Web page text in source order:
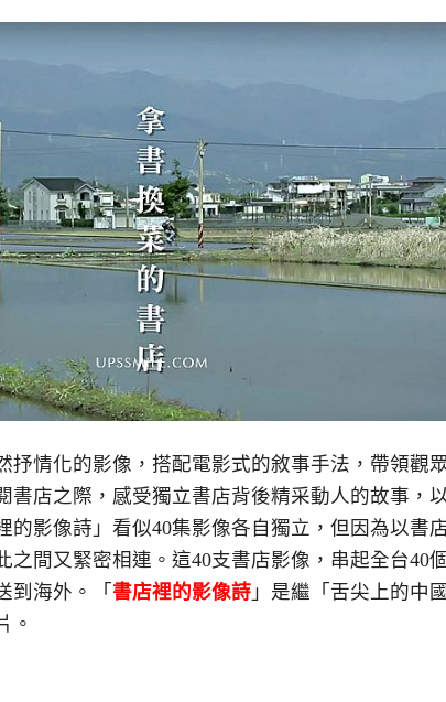
抒情化的影像，搭配電影式的敘事手法，帶領觀
書店之際，感受獨立書店背後精采動人的故事，
的影像詩」看似40集影像各自獨立，但因為以書
之間又緊密相連。這40支書店影像，串起全台40
到海外。「 書店裡的影像詩 」是繼「舌尖上的中
。